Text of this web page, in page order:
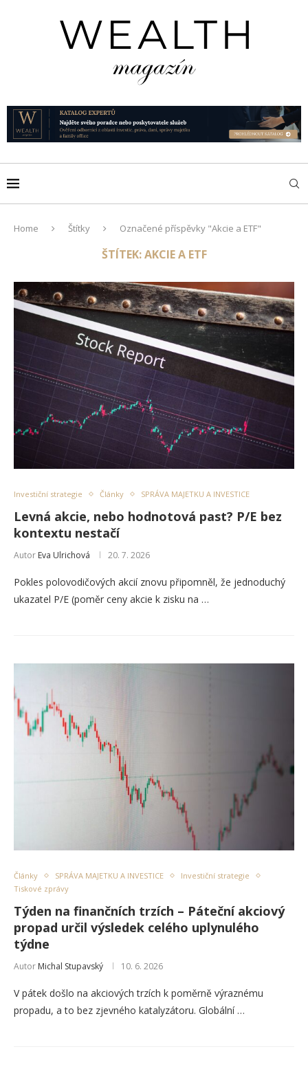
Home Štítky Označené příspěvky "Akcie a ETF"
ŠTÍTEK:AKCIE A ETF
Investiční strategie Články SPRÁVA MAJETKU A INVESTICE
Levná akcie, nebo hodnotová past? P/E bez
kontextu nestačí
Autor Eva Ulrichová 20. 7. 2026
Pokles polovodičových akcií znovu připomněl, že jednoduchý
ukazatel P/E (poměr ceny akcie k zisku na …
Články SPRÁVA MAJETKU A INVESTICE
Investiční strategie
Tiskové zprávy
Týden na finančních trzích – Páteční akciový
propad určil výsledek celého uplynulého
týdne
Autor Michal Stupavský 10. 6. 2026
V pátek došlo na akciových trzích k poměrně výraznému
propadu, a to bez zjevného katalyzátoru. Globální …